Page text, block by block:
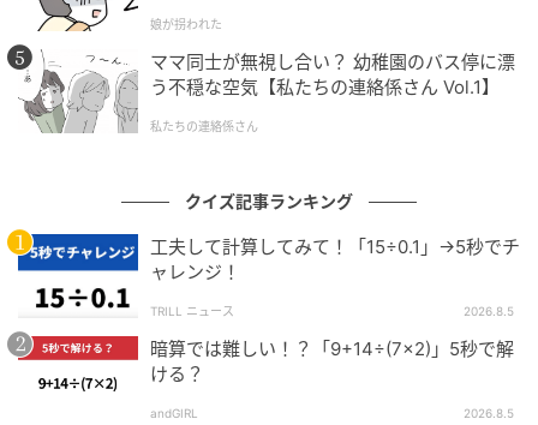
娘が拐われた
ママ同士が無視し合い？ 幼稚園のバス停に漂
う不穏な空気【私たちの連絡係さん Vol.1】
私たちの連絡係さん
クイズ記事ランキング
工夫して計算してみて！「15÷0.1」→5秒でチ
ャレンジ！
TRILL ニュース 2026.8.5
暗算では難しい！？「9+14÷(7×2)」5秒で解
ける？
andGIRL 2026.8.5